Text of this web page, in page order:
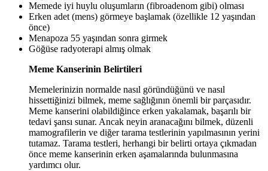
Memede iyi huylu oluşumların (fibroadenom gibi) olması
Erken adet (mens) görmeye başlamak (özellikle 12 yaşından
önce)
Menapoza 55 yaşından sonra girmek
Göğüse radyoterapi almış olmak
Meme Kanserinin Belirtileri
Memelerinizin normalde nasıl göründüğünü ve nasıl
hissettiğinizi bilmek, meme sağlığının önemli bir parçasıdır.
Meme kanserini olabildiğince erken yakalamak, başarılı bir
tedavi şansı sunar. Ancak neyin aranacağını bilmek, düzenli
mamografilerin ve diğer tarama testlerinin yapılmasının yerini
tutamaz. Tarama testleri, herhangi bir belirti ortaya çıkmadan
önce meme kanserinin erken aşamalarında bulunmasına
yardımcı olur.